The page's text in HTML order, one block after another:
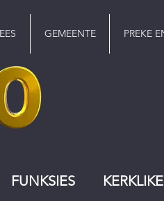
GEMEENTE PREKE
FUNKSIES